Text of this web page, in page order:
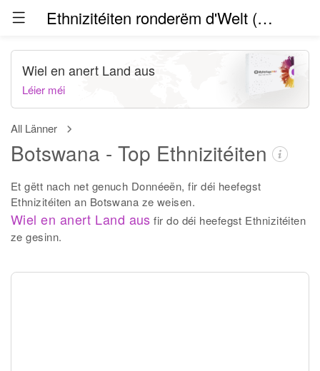
Ethnizitéiten ronderëm d'Welt (Beta)
All Länner
Botswana - Top Ethnizitéiten
Et gëtt nach net genuch Donnéeën, fir déi heefegst
Ethnizitéiten an Botswana ze weisen.
Wiel en anert Land aus fir do déi heefegst Ethnizitéiten
ze gesinn.
Wiel en anert Land aus
Léier méi